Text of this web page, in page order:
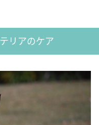
リアのケア